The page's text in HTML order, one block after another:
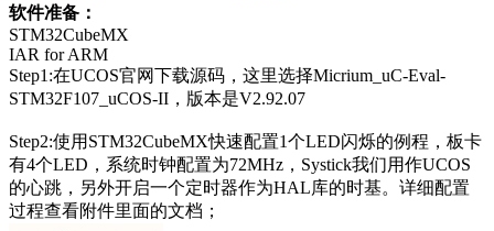
软件准备：
STM32CubeMX
IAR for ARM
Step1:在UCOS官网下载源码，这里选择Micrium_uC-Eval-
STM32F107_uCOS-II，版本是V2.92.07
Step2:使用STM32CubeMX快速配置1个LED闪烁的例程，板卡
有4个LED，系统时钟配置为72MHz，Systick我们用作UCOS
的心跳，另外开启一个定时器作为HAL库的时基。详细配置
过程查看附件里面的文档；